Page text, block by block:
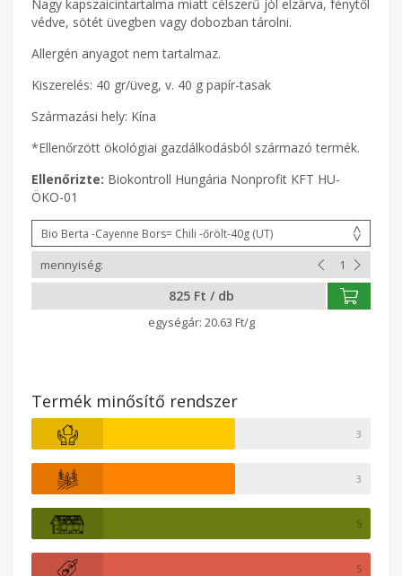
Nagy kapszaicintartalma miatt célszerű jól elzárva, fénytől
védve, sötét üvegben vagy dobozban tárolni.
Allergén anyagot nem tartalmaz.
Kiszerelés: 40 gr/üveg, v. 40 g papír-tasak
Származási hely: Kína
*Ellenőrzött ökológiai gazdálkodásból származó termék.
Ellenőrizte: Biokontroll Hungária Nonprofit KFT HU-
ÖKO-01
825 Ft / db
20.63 Ft/g
Termék minősítő rendszer
3
3
5
5